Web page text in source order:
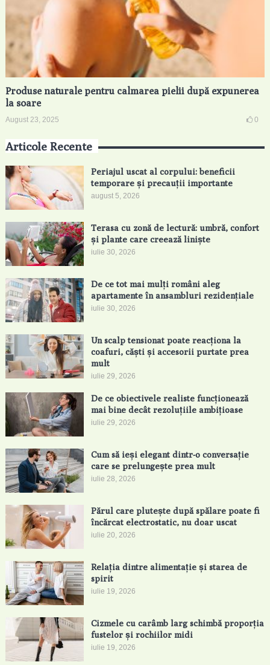
Produse naturale pentru calmarea pielii după expunerea
la soare
August 23, 2025 0
Articole Recente
Periajul uscat al corpului: beneficii
temporare și precauții importante
august 5, 2026
Terasa cu zonă de lectură: umbră, confort
și plante care creează liniște
iulie 30, 2026
De ce tot mai mulți români aleg
apartamente în ansambluri rezidențiale
iulie 30, 2026
Un scalp tensionat poate reacționa la
coafuri, căști și accesorii purtate prea
mult
iulie 29, 2026
De ce obiectivele realiste funcționează
mai bine decât rezoluțiile ambițioase
iulie 29, 2026
Cum să ieși elegant dintr-o conversație
care se prelungește prea mult
iulie 28, 2026
Părul care plutește după spălare poate fi
încărcat electrostatic, nu doar uscat
iulie 20, 2026
Relația dintre alimentație și starea de
spirit
iulie 19, 2026
Cizmele cu carâmb larg schimbă proporția
fustelor și rochiilor midi
iulie 19, 2026